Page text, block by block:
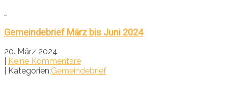
…
Gemeindebrief März bis Juni 2024
20. März 2024
Keine Kommentare
| Kategorien:Gemeindebrief